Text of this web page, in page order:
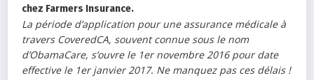
chez Farmers Insurance.
La période d’application pour une assurance médicale à
travers CoveredCA, souvent connue sous le nom
d’ObamaCare, s’ouvre le 1er novembre 2016 pour date
effective le 1er janvier 2017. Ne manquez pas ces délais !